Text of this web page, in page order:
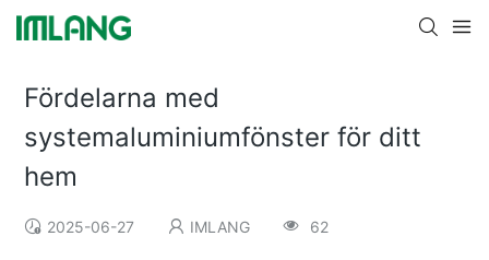
Fördelarna med
systemaluminiumfönster för ditt
hem
2025-06-27 IMLANG 62